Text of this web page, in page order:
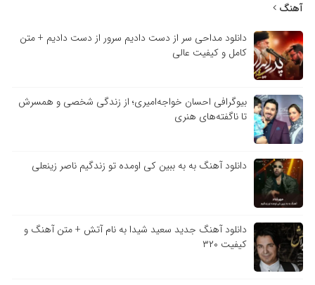
آهنگ
دانلود مداحی سر از دست دادیم سرور از دست دادیم + متن
کامل و کیفیت عالی
بیوگرافی احسان خواجه‌امیری؛ از زندگی شخصی و همسرش
تا ناگفته‌های هنری
دانلود آهنگ به به ببین کی اومده تو زندگیم ناصر زینعلی
دانلود آهنگ جدید سعید شیدا به نام آتش + متن آهنگ و
کیفیت ۳۲۰